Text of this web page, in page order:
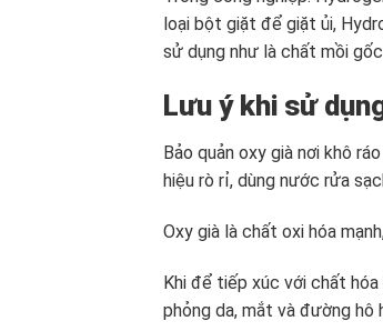
loại bột giặt để giặt ủi,
sử dụng như là chất mồi
Lưu ý khi sử
Bảo quản oxy già nơi khô
hiệu rò rỉ, dùng nước rửa
Oxy già là chất oxi hóa
Khi để tiếp xúc với chất hóa
phỏng da, mắt và đường hô